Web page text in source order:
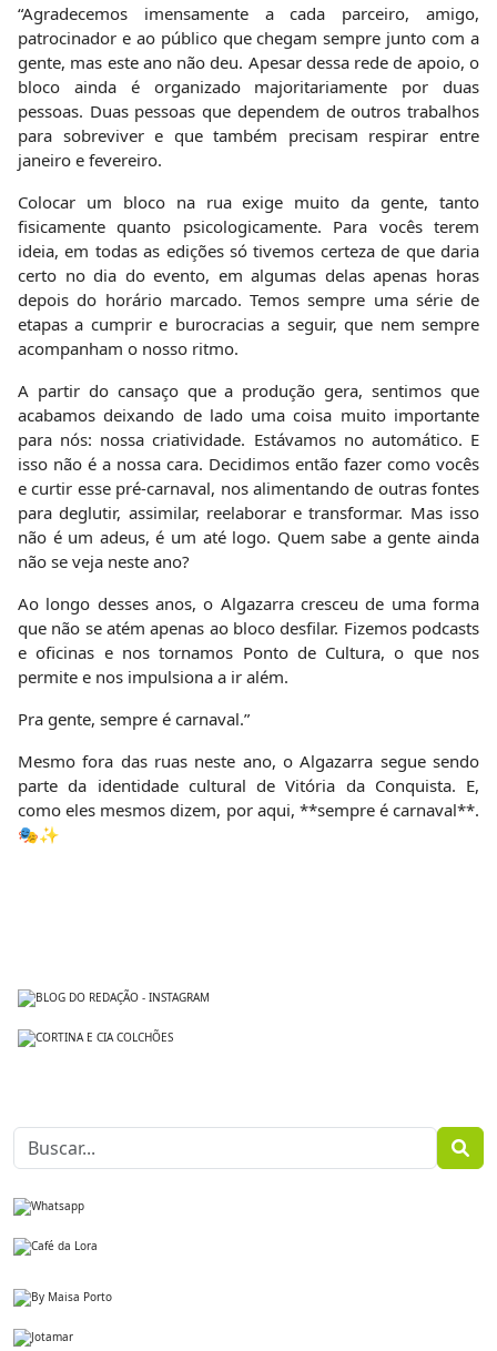
“Agradecemos imensamente a cada parceiro, amigo,
patrocinador e ao público que chegam sempre junto com a
gente, mas este ano não deu. Apesar dessa rede de apoio, o
bloco ainda é organizado majoritariamente por duas
pessoas. Duas pessoas que dependem de outros trabalhos
para sobreviver e que também precisam respirar entre
janeiro e fevereiro.
Colocar um bloco na rua exige muito da gente, tanto
fisicamente quanto psicologicamente. Para vocês terem
ideia, em todas as edições só tivemos certeza de que daria
certo no dia do evento, em algumas delas apenas horas
depois do horário marcado. Temos sempre uma série de
etapas a cumprir e burocracias a seguir, que nem sempre
acompanham o nosso ritmo.
A partir do cansaço que a produção gera, sentimos que
acabamos deixando de lado uma coisa muito importante
para nós: nossa criatividade. Estávamos no automático. E
isso não é a nossa cara. Decidimos então fazer como vocês
e curtir esse pré-carnaval, nos alimentando de outras fontes
para deglutir, assimilar, reelaborar e transformar. Mas isso
não é um adeus, é um até logo. Quem sabe a gente ainda
não se veja neste ano?
Ao longo desses anos, o Algazarra cresceu de uma forma
que não se atém apenas ao bloco desfilar. Fizemos podcasts
e oficinas e nos tornamos Ponto de Cultura, o que nos
permite e nos impulsiona a ir além.
Pra gente, sempre é carnaval.”
Mesmo fora das ruas neste ano, o Algazarra segue sendo
parte da identidade cultural de Vitória da Conquista. E,
como eles mesmos dizem, por aqui, **sempre é carnaval**.
🎭✨